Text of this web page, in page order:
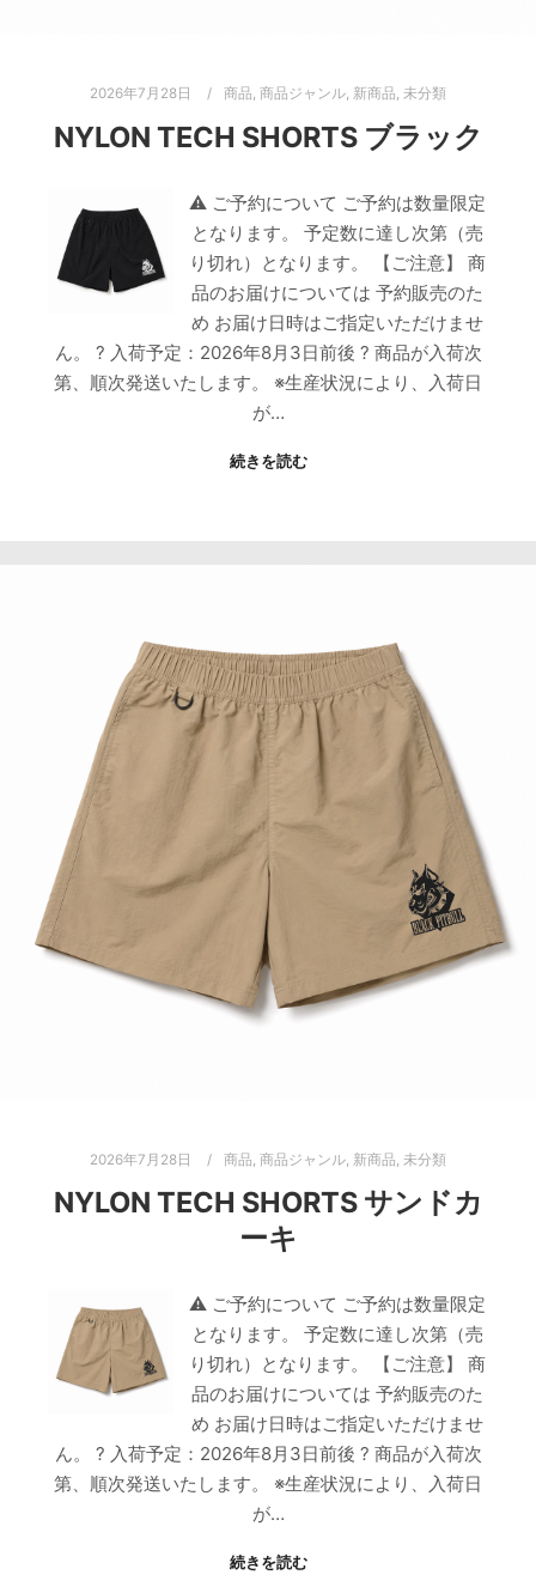
2026年7月28日 商品, 商品ジャンル, 新商品, 未分類
NYLON TECH SHORTS ブラック
⚠ ご予約について ご予約は数量限定
となります。 予定数に達し次第（売
り切れ）となります。 【ご注意】 商
品のお届けについては 予約販売のた
め お届け日時はご指定いただけませ
ん。 ? 入荷予定：2026年8月3日前後 ? 商品が入荷次
第、順次発送いたします。 ※生産状況により、入荷日
が…
続きを読む
2026年7月28日 商品 商品ジャンル 新商品 未分類
NYLON TECH SHORTS サンドカ
ーキ
⚠ ご予約について ご予約は数量限定
となります。 予定数に達し次第（売
り切れ）となります。 【ご注意】 商
品のお届けについては 予約販売のた
め お届け日時はご指定いただけませ
ん。 ? 入荷予定：2026年8月3日前後 ? 商品が入荷次
第、順次発送いたします。 ※生産状況により、入荷日
が…
続きを読む